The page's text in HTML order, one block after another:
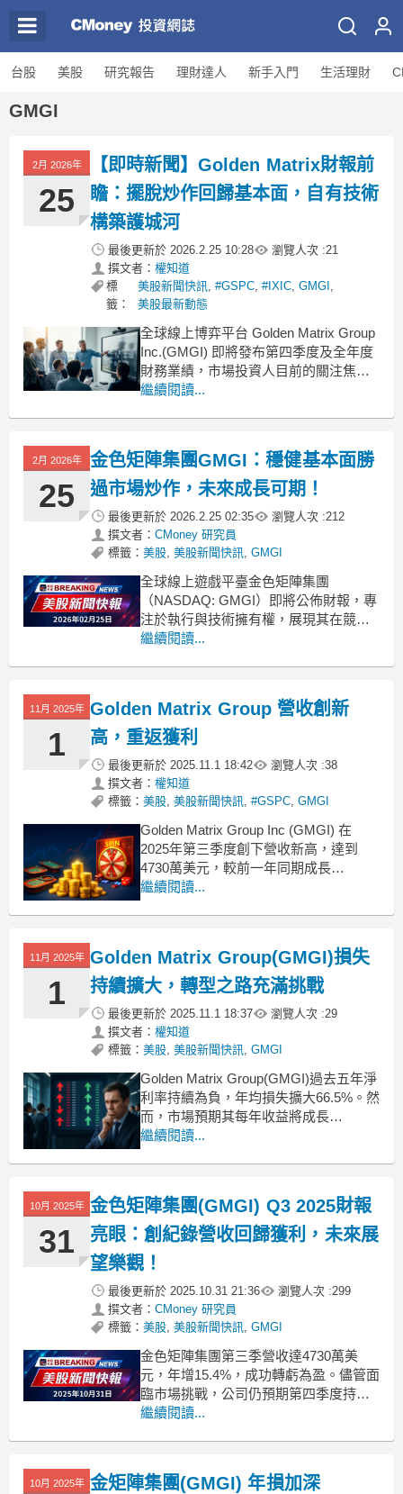
台股 美股 研究報告 理財達人 新手入門 生活理財
GMGI
2月 2026年
25
【即時新聞】Golden Matrix財報前
瞻：擺脫炒作回歸基本面，自有技術
構築護城河
最後更新於 2026.2.25 10:28 瀏覽人次 :21
撰文者： 權知道
標
籤：
美股新聞快訊, #GSPC, #IXIC, GMGI ,
美股最新動態
全球線上博弈平台 Golden Matrix Group
Inc.(GMGI) 即將發布第四季度及全年度
財務業績，市場投資人目前的關注焦點
已從單純的擴張題材，轉向公司的實際
Inc.(GMGI) 透過嚴謹的資本配
繼續閱讀...
2月 2026年
25
金色矩陣集團GMGI：穩健基本面勝
過市場炒作，未來成長可期！
最後更新於 2026.2.25 02:35 瀏覽人次 :212
撰文者： CMoney 研究員
標籤： 美股, 美股新聞快訊, GMGI
全球線上遊戲平臺金色矩陣集團
（NASDAQ: GMGI）即將公佈財報，專
注於執行與技術擁有權，展現其在競爭
激烈市場中的優勢。 .badgeprice-
display: flex !important;
繼續閱讀...
11月 2025年
1
Golden Matrix Group 營收創新
高，重返獲利
最後更新於 2025.11.1 18:42 瀏覽人次 :38
撰文者： 權知道
標籤： 美股, 美股新聞快訊, #GSPC, GMGI
Golden Matrix Group Inc (GMGI) 在
2025年第三季度創下營收新高，達到
4730萬美元，較前一年同期成長
15.4%。這一成績主要來自於線上賭場和
示，透過嚴謹的執行和營運效率，
Golden M
繼續閱讀...
11月 2025年
1
Golden Matrix Group(GMGI)損失
持續擴大，轉型之路充滿挑戰
最後更新於 2025.11.1 18:37 瀏覽人次 :29
撰文者： 權知道
標籤： 美股, 美股新聞快訊, GMGI
Golden Matrix Group(GMGI)過去五年淨
利率持續為負，年均損失擴大66.5%。然
而，市場預期其每年收益將成長
56.22%，營收也將每年加速增長13%。
Matrix Group的最新財報，並將其與市場
整體趨勢
繼續閱讀...
10月 2025年
31
金色矩陣集團(GMGI) Q3 2025財報
亮眼：創紀錄營收回歸獲利，未來展
望樂觀！
最後更新於 2025.10.31 21:36 瀏覽人次 :299
撰文者： CMoney 研究員
標籤： 美股, 美股新聞快訊, GMGI
金色矩陣集團第三季營收達4730萬美
元，年增15.4%，成功轉虧為盈。儘管面
臨市場挑戰，公司仍預期第四季度持續
成長。 .badgeprice-container {
gap: 1rem !important;
繼續閱讀...
10月 2025年 金矩陣集團(GMGI) 年損加深